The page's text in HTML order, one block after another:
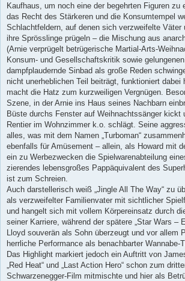
Kaufhaus, um noch eine der begehrten Figuren zu
das Recht des Stärkeren und die Konsumtempel
Schlachtfeldern, auf denen sich verzweifelte Väter
ihre Sprösslinge prügeln – die Mischung aus
(Arnie verprügelt betrügerische Martial-Arts-
Konsum- und Gesellschaftskritik sowie
dampfplaudernde Sinbad als große Reden
nicht unerheblichen Teil beiträgt, funktioniert dabei
macht die Hatz zum kurzweiligen Vergnügen.
Szene, in der Arnie ins Haus seines Nachbarn
Büste durchs Fenster auf Weihnachtssänger kickt
Rentier im Wohnzimmer k.o. schlägt. Seine
alles, was mit dem Namen „Turboman“
ebenfalls für Amüsement – allein, als Howard mit
ein zu Werbezwecken die Spielwarenabteilung
zierendes lebensgroßes Pappäquivalent des
ist zum Schreien.
Auch darstellerisch weiß „Jingle All The Way“ zu
als verzweifelter Familienvater mit sichtlicher
und hangelt sich mit vollem Körpereinsatz durch
seiner Karriere, während der spätere „Star Wars –
Lloyd souverän als Sohn überzeugt und vor allem
herrliche Performance als benachbarter Wannabe-
Das Highlight markiert jedoch ein Auftritt von
„Red Heat“ und „Last Action Hero“ schon zum
Schwarzenegger-Film mitmischte und hier als